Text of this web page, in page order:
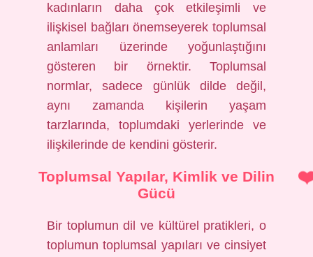
kadınların daha çok etkileşimli ve
ilişkisel bağları önemseyerek toplumsal
anlamları üzerinde yoğunlaştığını
gösteren bir örnektir. Toplumsal
normlar, sadece günlük dilde değil,
aynı zamanda kişilerin yaşam
tarzlarında, toplumdaki yerlerinde ve
ilişkilerinde de kendini gösterir.
Toplumsal Yapılar, Kimlik ve Dilin
Gücü
Bir toplumun dil ve kültürel pratikleri, o
toplumun toplumsal yapıları ve cinsiyet